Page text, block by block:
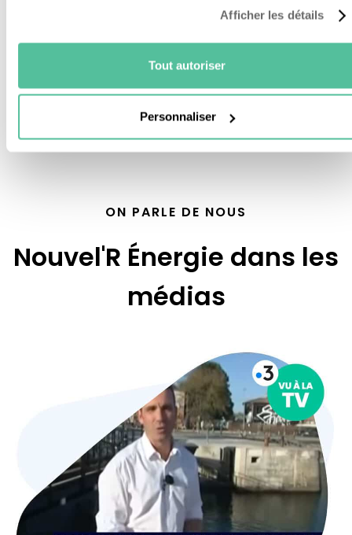
Afficher les détails
Tout autoriser
Personnaliser
On s'occupe vraiment de tout, de la
ON PARLE DE NOUS
Nouvel'R Énergie dans les
médias